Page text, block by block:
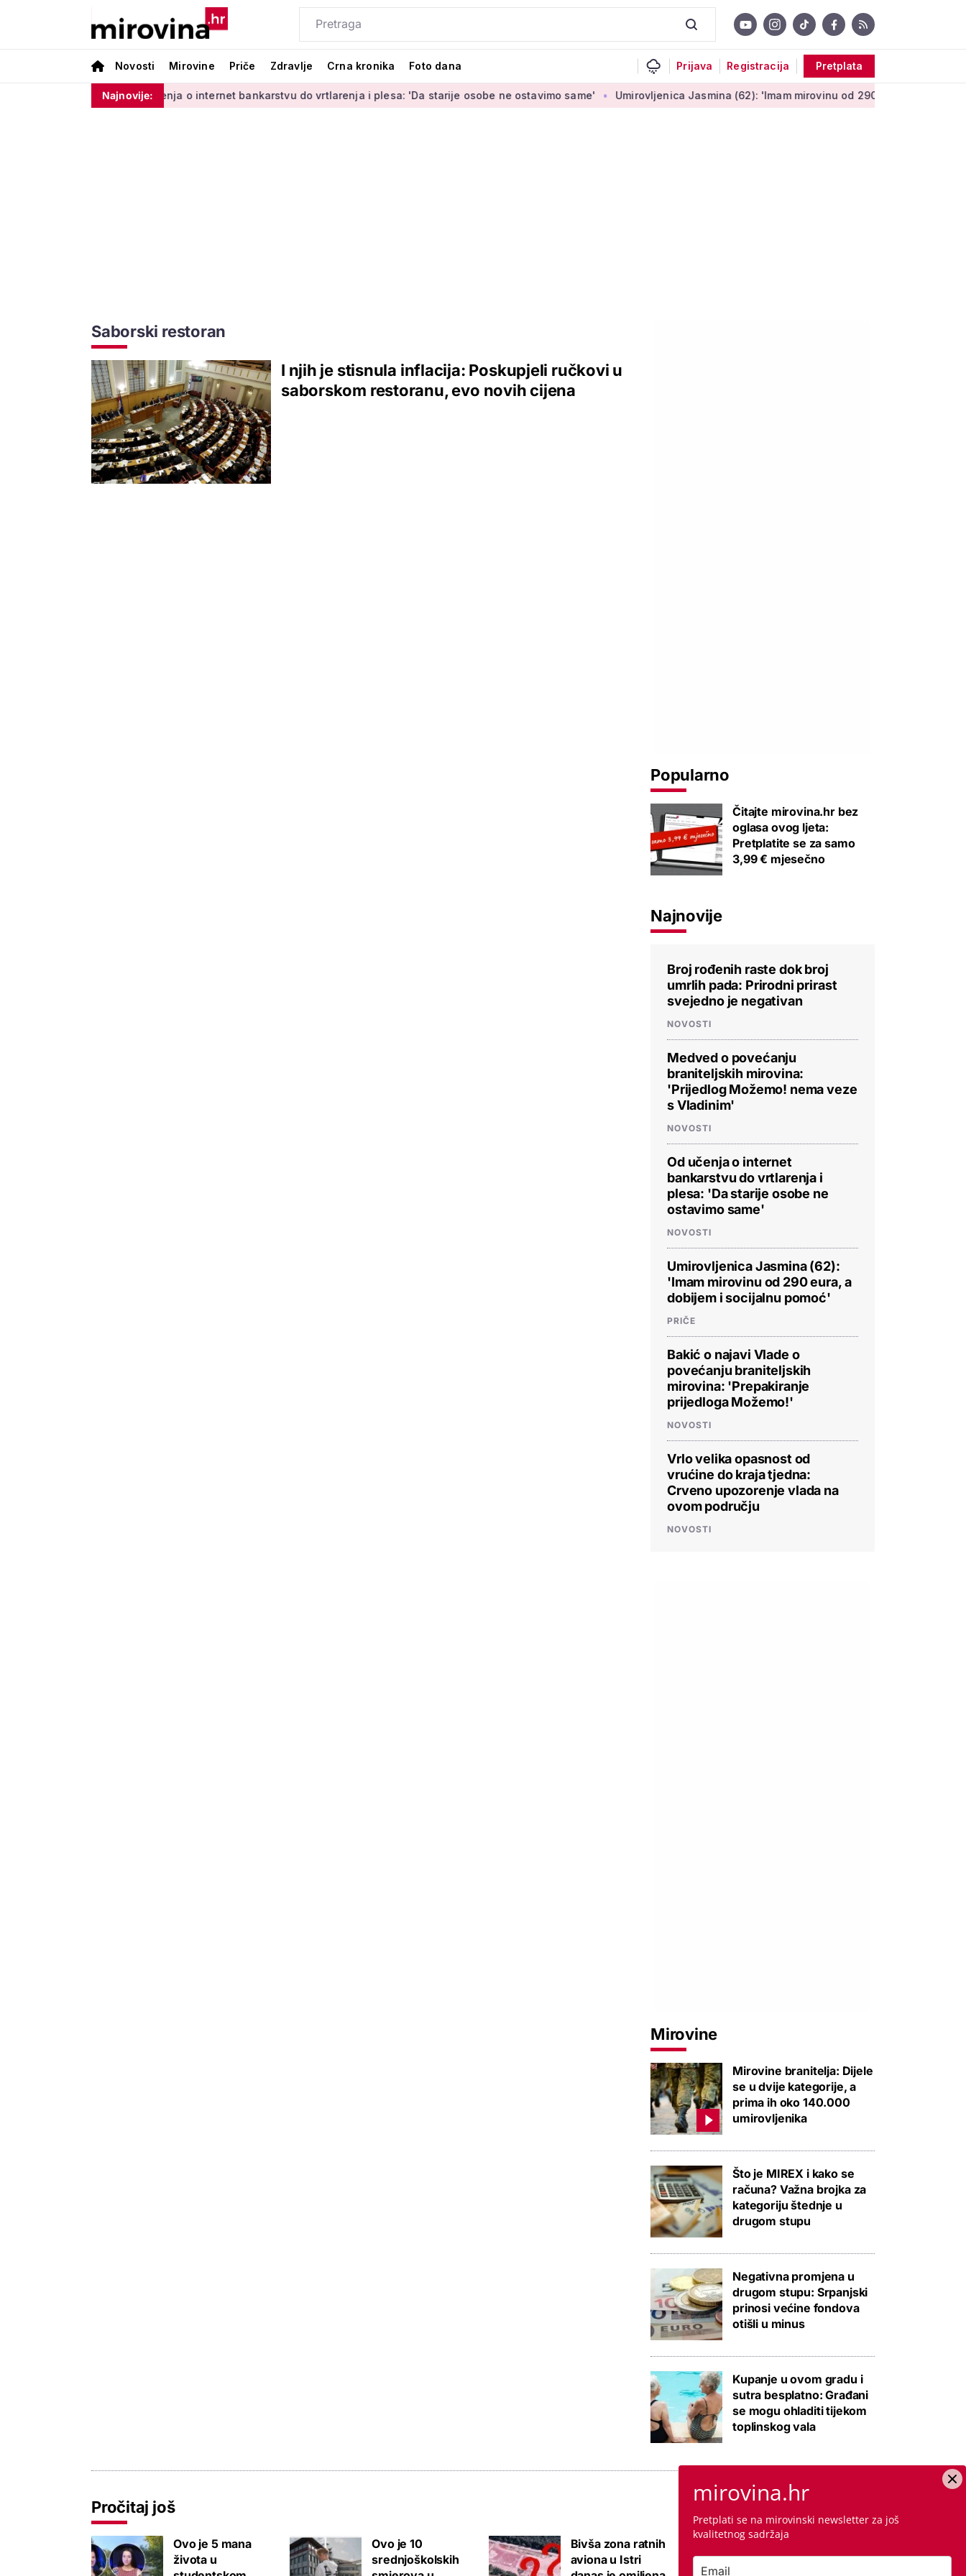
Novosti Mirovine Priče Zdravlje Crna kronika Foto dana Prijava Registracija Pretplata
Najnovije:
Od učenja o internet bankarstvu do vrtlarenja i plesa: 'Da starije osobe ne ostavimo same' Umirovljenica Jasmina (62): 'Imam mirovinu od 290 eura, a dobijem i
Saborski restoran
I njih je stisnula inflacija: Poskupjeli ručkovi u
saborskom restoranu, evo novih cijena
Popularno
Čitajte mirovina.hr bez
oglasa ovog ljeta:
Pretplatite se za samo
3,99 € mjesečno
Najnovije
Broj rođenih raste dok broj
umrlih pada: Prirodni prirast
svejedno je negativan
NOVOSTI
Medved o povećanju
braniteljskih mirovina:
'Prijedlog Možemo! nema veze
s Vladinim'
NOVOSTI
Od učenja o internet
bankarstvu do vrtlarenja i
plesa: 'Da starije osobe ne
ostavimo same'
NOVOSTI
Umirovljenica Jasmina (62):
'Imam mirovinu od 290 eura, a
dobijem i socijalnu pomoć'
PRIČE
Bakić o najavi Vlade o
povećanju braniteljskih
mirovina: 'Prepakiranje
prijedloga Možemo!'
NOVOSTI
Vrlo velika opasnost od
vrućine do kraja tjedna:
Crveno upozorenje vlada na
ovom području
NOVOSTI
Mirovine
Mirovine branitelja: Dijele
se u dvije kategorije, a
prima ih oko 140.000
umirovljenika
Što je MIREX i kako se
računa? Važna brojka za
kategoriju štednje u
drugom stupu
Negativna promjena u
drugom stupu: Srpanjski
prinosi većine fondova
otišli u minus
Kupanje u ovom gradu i
sutra besplatno: Građani
se mogu ohladiti tijekom
toplinskog vala
Pročitaj još
Ovo je 5 mana
života u
Ovo je 10
srednjoškolskih
Bivša zona ratnih
aviona u Istri
Raspisana dva
mega natječaja za
mirovina.hr
Pretplati se na mirovinski newsletter za još
kvalitetnog sadržaja